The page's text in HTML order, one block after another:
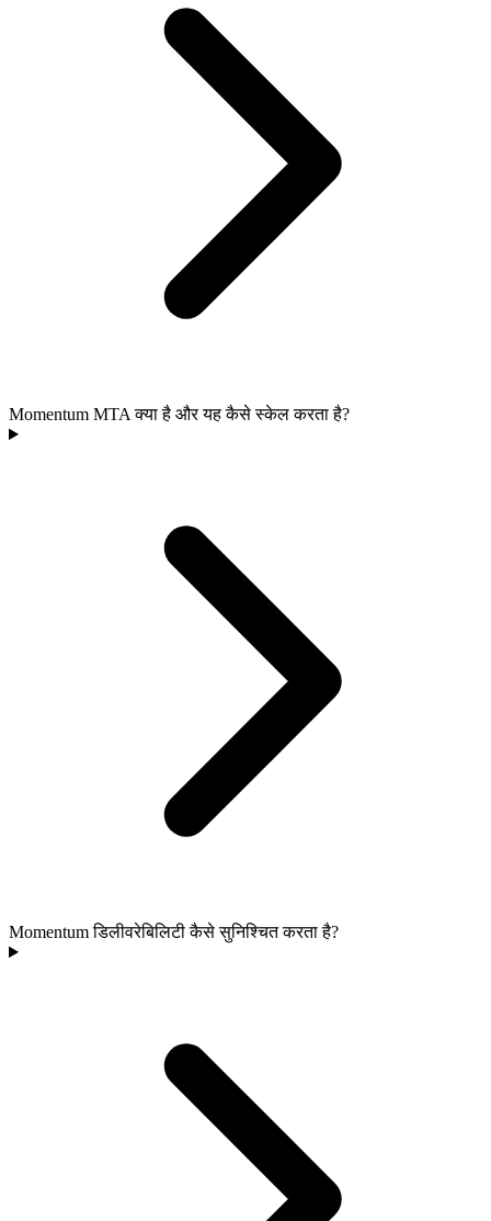
Momentum MTA क्या है और यह कैसे स्केल करता है?
Momentum डिलीवरेबिलिटी कैसे सुनिश्चित करता है?